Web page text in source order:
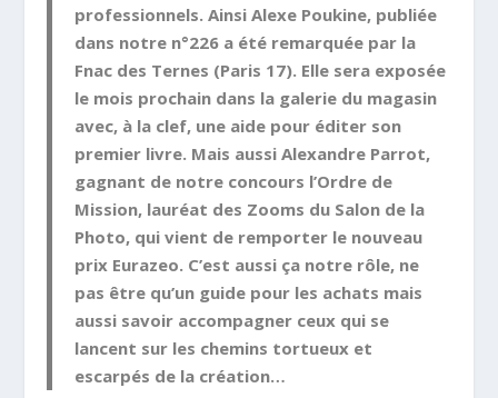
professionnels. Ainsi Alexe Poukine, publiée
dans notre n°226 a été remarquée par la
Fnac des Ternes (Paris 17). Elle sera exposée
le mois prochain dans la galerie du magasin
avec, à la clef, une aide pour éditer son
premier livre. Mais aussi Alexandre Parrot,
gagnant de notre concours l’Ordre de
Mission, lauréat des Zooms du Salon de la
Photo, qui vient de remporter le nouveau
prix Eurazeo. C’est aussi ça notre rôle, ne
pas être qu’un guide pour les achats mais
aussi savoir accompagner ceux qui se
lancent sur les chemins tortueux et
escarpés de la création…